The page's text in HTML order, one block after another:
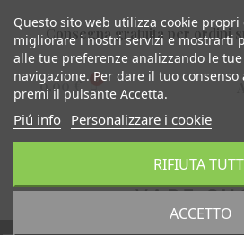
Consegna gratuita per ordini
0,00 €
Questo sito web utilizza cookie
migliorare i nostri servizi e mostrarti
alle tue preferenze analizzando le
navigazione. Per dare il tuo consenso
premi il pulsante Accetta.
Piú info Personalizzare i cookie
RIFIUTA
ACCETTO